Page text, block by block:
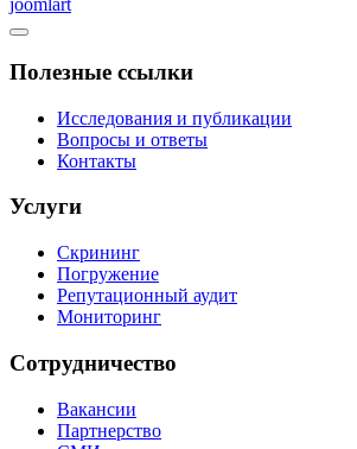
Полезные ссылки
Исследования и публикации
Вопросы и ответы
Контакты
Услуги
Скрининг
Погружение
Репутационный аудит
Мониторинг
Сотрудничество
Вакансии
Партнерство